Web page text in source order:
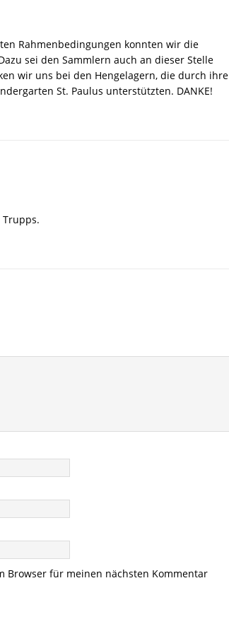
Rahmenbedingungen konnten wir die
sei den Sammlern auch an dieser Stelle
wir uns bei den Hengelagern, die durch ihre
St. Paulus unterstützten. DANKE!
Trupps.
Browser für meinen nächsten Kommentar